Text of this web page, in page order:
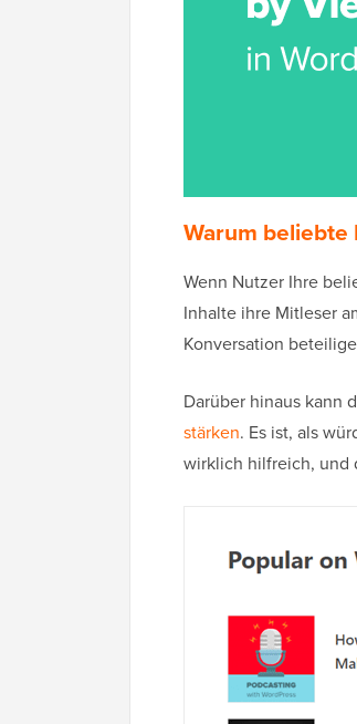
Warum beliebte
Wenn Nutzer Ihre
Inhalte ihre Mitleser
Konversation
Darüber hinaus kann
stärken. Es ist, als
wirklich hilfreich, und